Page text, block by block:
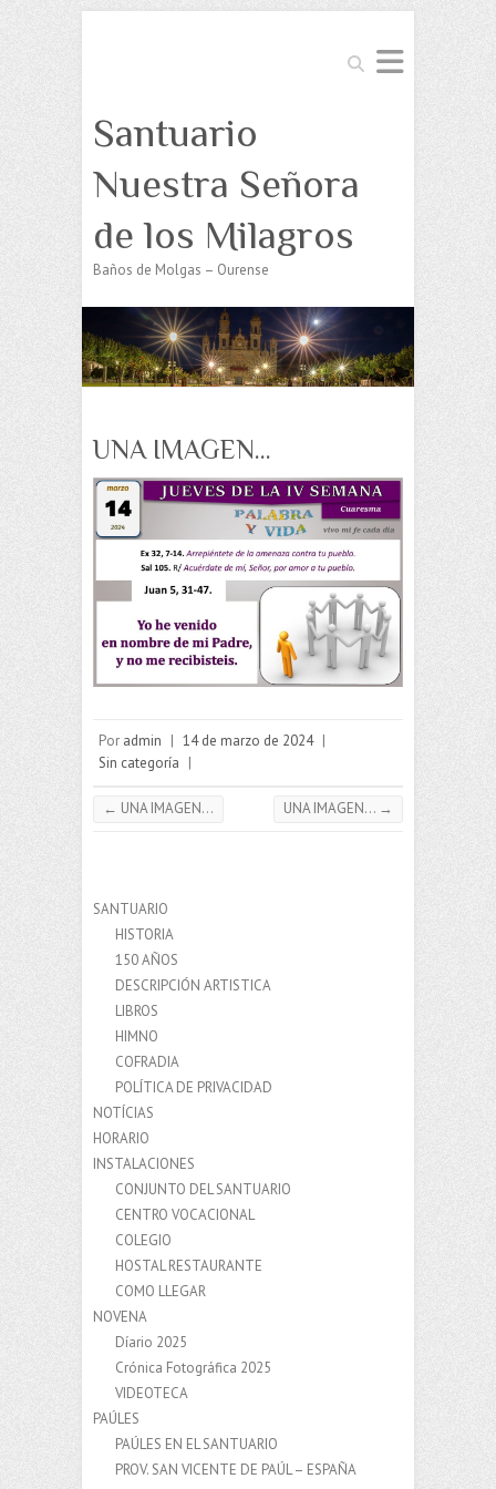
Buscar
Santuario
Nuestra Señora
de los Milagros
Baños de Molgas – Ourense
UNA IMAGEN…
Por admin | 14 de marzo de 2024 |
Sin categoría |
← UNA IMAGEN… UNA IMAGEN… →
SANTUARIO
HISTORIA
150 AÑOS
DESCRIPCIÓN ARTISTICA
LIBROS
HIMNO
COFRADIA
POLÍTICA DE PRIVACIDAD
NOTÍCIAS
HORARIO
INSTALACIONES
CONJUNTO DEL SANTUARIO
CENTRO VOCACIONAL
COLEGIO
HOSTAL RESTAURANTE
COMO LLEGAR
NOVENA
Díario 2025
Crónica Fotográfica 2025
VIDEOTECA
PAÚLES
PAÚLES EN EL SANTUARIO
PROV. SAN VICENTE DE PAÚL – ESPAÑA